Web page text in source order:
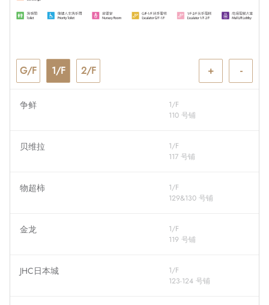
争鲜
1/F
110 号铺
贝维拉
1/F
117 号铺
物超柿
1/F
129&130 号铺
金龙
1/F
119 号铺
JHC日本城
1/F
123-124 号铺
+ -
G/F 1/F 2/F